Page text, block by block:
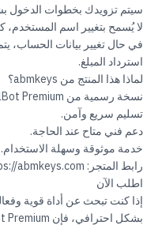
سيتم تزويدك بخطوات الدخول
لا يُسمح بتغيير اسم المستخدم،
في حال تغيير بيانات الحساب،
استرداد المبلغ.
لماذا هذا المنتج من abmkeys؟
نسخة رسمية من QuillBot Premium لمدة سنة كاملة.
تسليم سريع وآمن.
دعم فني متاح عند الحاجة.
خدمة موثوقة وسهلة الاستخدام.
رابط المتجر: abmkeys.com
اطلب الآن
إذا كنت تبحث عن أداة قوية
بشكل احترافي، فإن Premium هو الخيار المناسب.